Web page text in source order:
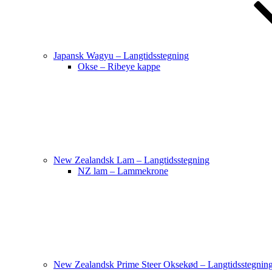
Japansk Wagyu – Langtidsstegning
Okse – Ribeye kappe
New Zealandsk Lam – Langtidsstegning
NZ lam – Lammekrone
New Zealandsk Prime Steer Oksekød –